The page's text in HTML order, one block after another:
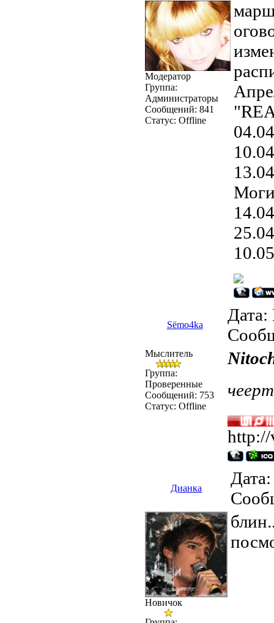
Модератор
Группа:
Администраторы
Сообщений: 841
Статус: Offline
Sёmo4ka
Дата:
Мыслитель
Группа:
Проверенные
Сообщений: 753
Статус: Offline
http://
Дианка
Новичок